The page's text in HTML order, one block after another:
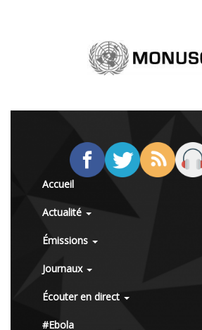
Accueil
Actualité
Émissions
Journaux
Écouter en direct
#Ebola